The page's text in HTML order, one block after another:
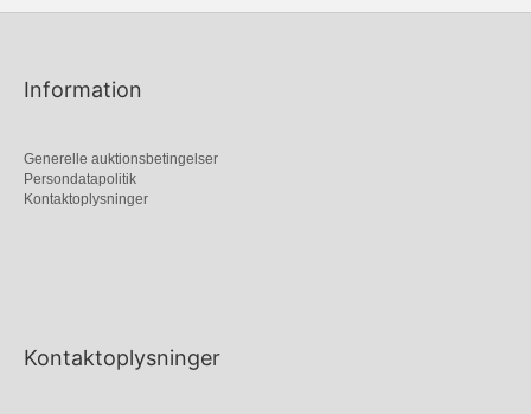
Information
Generelle auktionsbetingelser
Persondatapolitik
Kontaktoplysninger
Kontaktoplysninger